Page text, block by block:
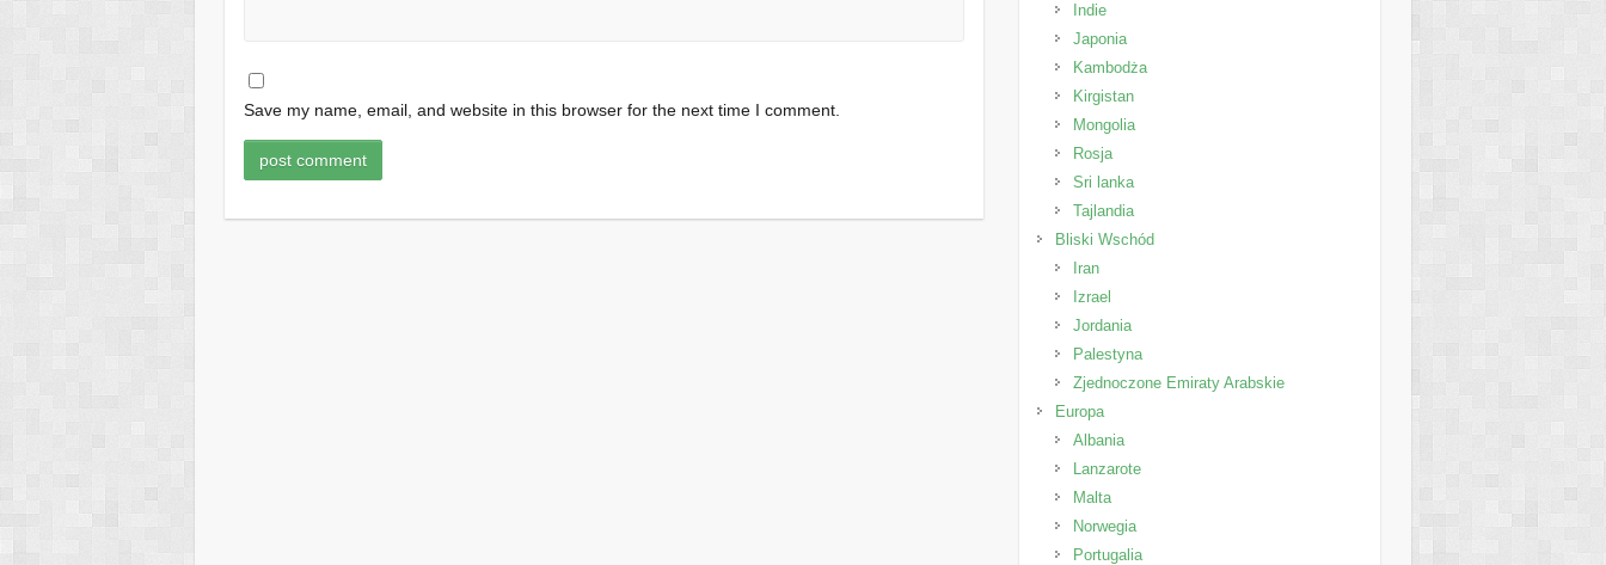
Save my name, email, and website in this browser for the next time I comment.
Indie
Japonia
Kambodża
Kirgistan
Mongolia
Rosja
Sri lanka
Tajlandia
Bliski Wschód
Iran
Izrael
Jordania
Palestyna
Zjednoczone Emiraty Arabskie
Europa
Albania
Lanzarote
Malta
Norwegia
Portugalia